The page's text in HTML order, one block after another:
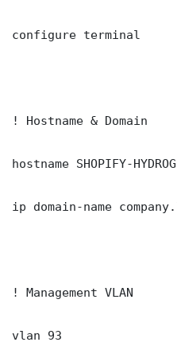
configure terminal
! Hostname & Domain
hostname SHOPIFY-
ip domain-name
! Management VLAN
vlan 93